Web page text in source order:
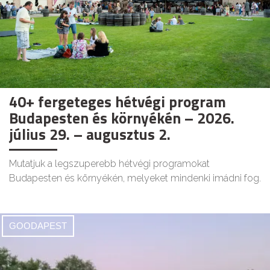
40+ fergeteges hétvégi program
Budapesten és környékén – 2026.
július 29. – augusztus 2.
Mutatjuk a legszuperebb hétvégi programokat
Budapesten és környékén, melyeket mindenki imádni fog.
GOODAPEST